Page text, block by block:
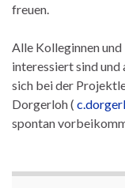
freuen.
Alle Kolleginnen und
interessiert sind und
sich bei der
Dorgerloh (
spontan